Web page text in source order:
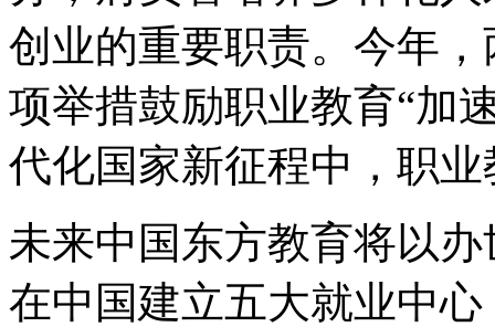
创业的重要职责。今年
项举措鼓励职业教育“加
代化国家新征程中，职
未来中国东方教育将以
在中国建立五大就业中